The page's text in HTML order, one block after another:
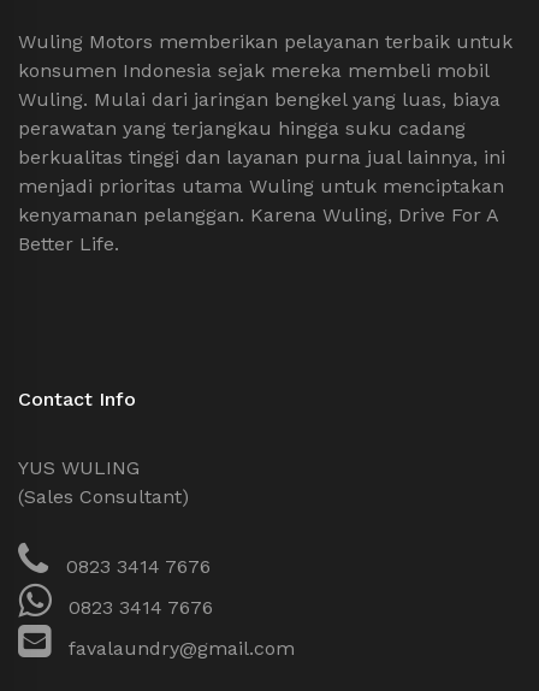
Wuling Motors memberikan pelayanan terbaik untuk
konsumen Indonesia sejak mereka membeli mobil
Wuling. Mulai dari jaringan bengkel yang luas, biaya
perawatan yang terjangkau hingga suku cadang
berkualitas tinggi dan layanan purna jual lainnya, ini
menjadi prioritas utama Wuling untuk menciptakan
kenyamanan pelanggan. Karena Wuling, Drive For A
Better Life.
Contact Info
YUS WULING
(Sales Consultant)
0823 3414 7676
0823 3414 7676
favalaundry@gmail.com